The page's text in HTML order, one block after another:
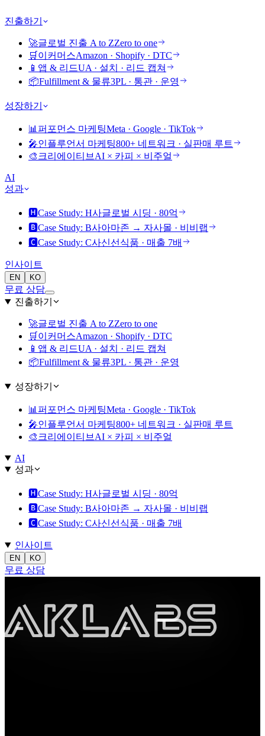
진출하기
🚀글로벌 진출 A to ZZero to one
🛒 이커머스Amazon · Shopify · DTC
📱 앱 & 리드UA · 설치 · 리드 캡쳐
📦Fulfillment & 물류3PL · 통관 · 운영
성장하기
📊 퍼포먼스 마케팅Meta · Google · TikTok
🎤인플루언서 마케팅800+ 네트워크 · 실판매 루트
🎨 크리에이티브 AI × 카피 × 비주얼
AI
성과
🅷Case Study: H사글로벌 시딩 · 80억
🅱️Case Study: B사아마존 → 자사몰 · 비비랩
🅲Case Study: C사신선식품 · 매출 7배
인사이트
EN KO
무료 상담
진출하기
🚀글로벌 진출 A to ZZero to one
🛒 이커머스Amazon · Shopify · DTC
📱 앱 & 리드UA · 설치 · 리드 캡쳐
📦Fulfillment & 물류3PL · 통관 · 운영
성장하기
📊 퍼포먼스 마케팅Meta · Google · TikTok
🎤인플루언서 마케팅800+ 네트워크 · 실판매 루트
🎨 크리에이티브 AI × 카피 × 비주얼
AI
성과
🅷Case Study: H사글로벌 시딩 · 80억
🅱️Case Study: B사아마존 → 자사몰 · 비비랩
🅲Case Study: C사신선식품 · 매출 7배
인사이트
EN KO
무료 상담